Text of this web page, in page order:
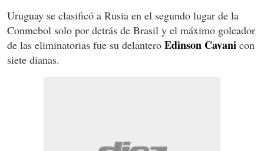
Uruguay se clasificó a Rusia en el segundo lugar de la
Conmebol solo por detrás de Brasil y el máximo goleador
de las eliminatorias fue su delantero Edinson Cavani con
siete dianas.